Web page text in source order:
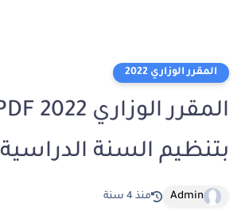
المقرر الوزاري 2022
بتنظيم السنة الدراسية
Admin منذ 4 سنة